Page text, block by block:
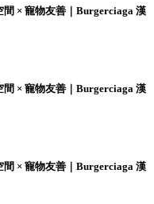
間 × 寵物友善｜Burgerciaga 漢
間 × 寵物友善｜Burgerciaga 漢
間 × 寵物友善｜Burgerciaga 漢